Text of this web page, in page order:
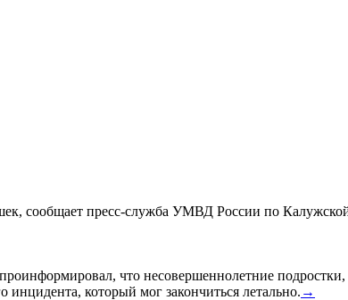
сообщает пресс-служба УМВД России по
что несовершеннолетние подростки,
который мог закончиться летально. →